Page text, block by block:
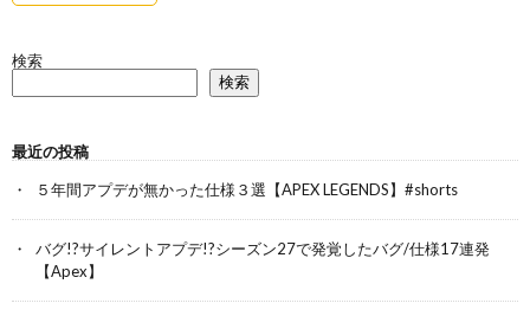
検索
検索
最近の投稿
５年間アプデが無かった仕様３選【APEX LEGENDS】#shorts
バグ!?サイレントアプデ!?シーズン27で発覚したバグ/仕様17連発
【Apex】